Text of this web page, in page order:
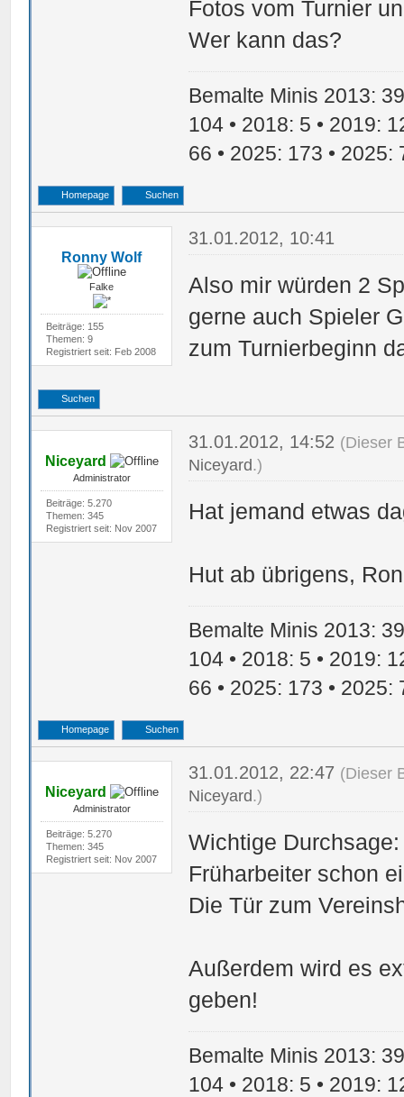
Fotos vom Turnier
Wer kann das?
Bemalte Minis 2013:
104 • 2018: 5 • 2019:
66 • 2025: 173 • 2025:
Homepage Suchen
Ronny Wolf
Falke
Beiträge: 155
Themen: 9
Registriert seit: Feb 2008
31.01.2012, 10:41
Also mir würden 2
gerne auch Spieler
zum Turnierbeginn
Suchen
Niceyard
Administrator
Beiträge: 5.270
Themen: 345
Registriert seit: Nov 2007
31.01.2012, 14:52 (Dieser
Niceyard.)
Hat jemand etwas
Hut ab übrigens,
Bemalte Minis 2013:
104 • 2018: 5 • 2019:
66 • 2025: 173 • 2025:
Homepage Suchen
Niceyard
Administrator
Beiträge: 5.270
Themen: 345
Registriert seit: Nov 2007
31.01.2012, 22:47 (Dieser
Niceyard.)
Wichtige
Früharbeiter schon
Die Tür zum
Außerdem wird es
geben!
Bemalte Minis 2013:
104 • 2018: 5 • 2019: